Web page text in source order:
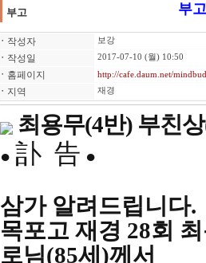
부고 부
ㆍ 작성자 보강
ㆍ 작성일 2017-07-10 (월) 10:50
ㆍ 홈페이지 http://cafe.daum.net/
ㆍ 지역 재경
최용무(4반) 부친
● 訃 告 ●
삼가 알려드립니다.
목포고 재경 28회
로님(85세)께서